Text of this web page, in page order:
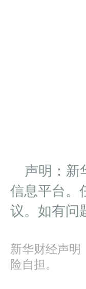
声明：新
信息平台。
议。如有问
新华财经声明
险自担。